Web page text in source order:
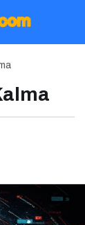
Katkı: